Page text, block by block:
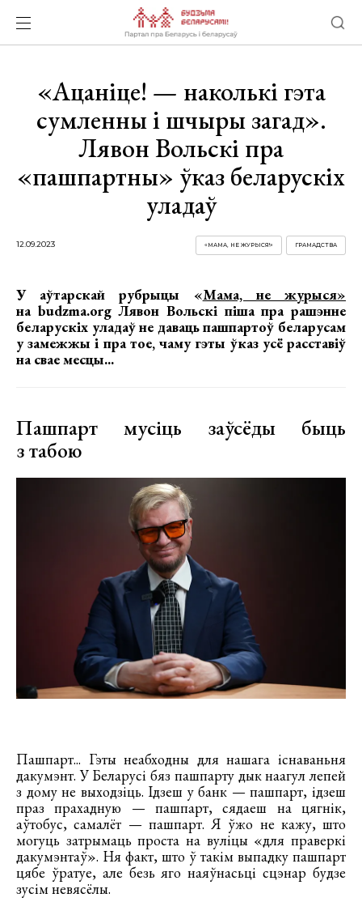
«Ацаніце! — наколькі гэта
сумленны і шчыры загад».
Лявон Вольскі пра
«пашпартны» ўказ беларускіх
уладаў
12.09.2023 ГРАМАДСТВА
«МАМА, НЕ ЖУРЫСЯ!»
У аўтарскай рубрыцы «Мама, не журыся»
на budzma.org Лявон Вольскі піша пра рашэнне
беларускіх уладаў не даваць пашпартоў беларусам
у замежжы і пра тое, чаму гэты ўказ усё расставіў
на свае месцы...
Пашпарт мусіць заўсёды быць
з табою
Пашпарт... Гэты неабходны для нашага існаваньня
дакумэнт. У Беларусі бяз пашпарту дык наагул лепей
з дому не выходзіць. Ідзеш у банк — пашпарт, ідзеш
праз прахадную — пашпарт, сядаеш на цягнік,
аўтобус, самалёт — пашпарт. Я ўжо не кажу, што
могуць затрымаць проста на вуліцы «для праверкі
дакумэнтаў». Ня факт, што ў такім выпадку пашпарт
цябе ўратуе, але безь яго наяўнасьці сцэнар будзе
зусім невясёлы.